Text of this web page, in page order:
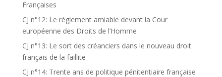
Françaises
CJ n°12: Le règlement amiable devant la Cour
européenne des Droits de l’Homme
CJ n°13: Le sort des créanciers dans le nouveau droit
français de la faillite
CJ n°14: Trente ans de politique pénitentiaire française